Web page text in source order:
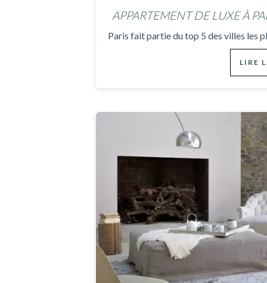
APPARTEMENT DE LUXE À
Paris fait partie du top 5 des villes les
LIRE